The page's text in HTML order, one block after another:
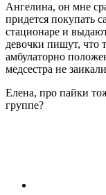
Ангелина, он мне
придется покупать
стационаре и
девочки пишут, что
амбулаторно
медсестра не
Елена, про пайки
группе?